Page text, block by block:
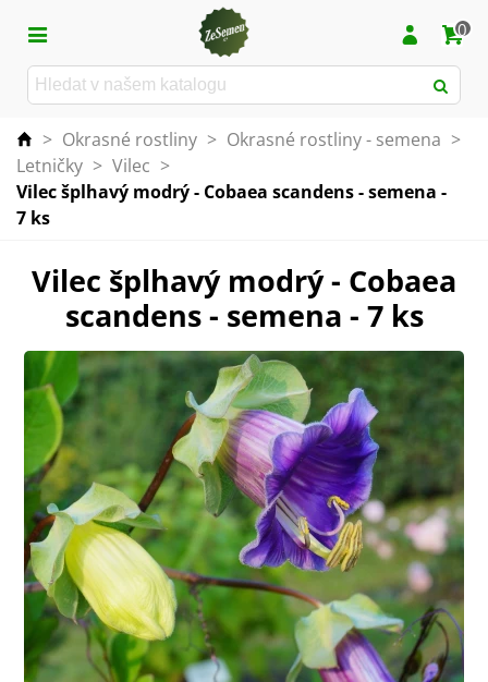
0
> Okrasné rostliny > Okrasné rostliny - semena >
Letničky > Vilec >
Vilec šplhavý modrý - Cobaea scandens - semena -
7 ks
Vilec šplhavý modrý - Cobaea
scandens - semena - 7 ks